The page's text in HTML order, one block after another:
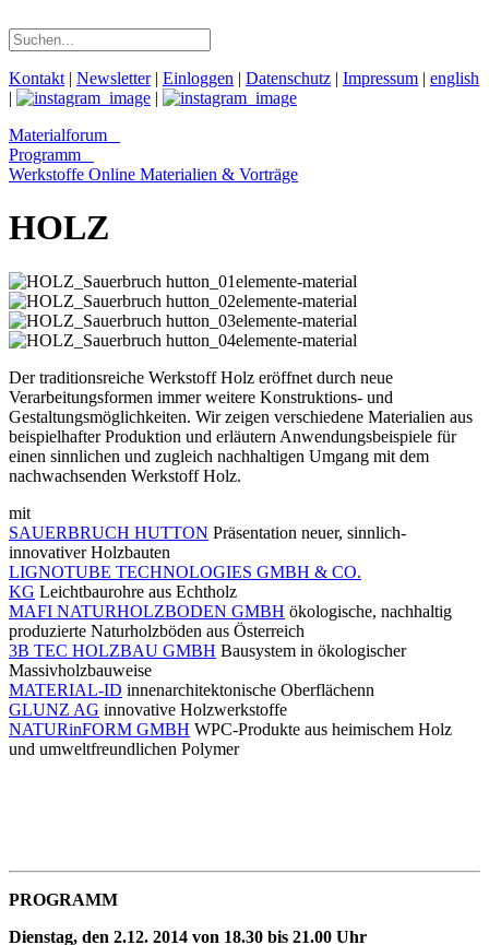
Kontakt | Newsletter| Einloggen | Datenschutz | Impressum | english
|
|
Materialforum
Programm
Werkstoffe Online Materialien & Vorträge
HOLZ
Der traditionsreiche Werkstoff Holz eröffnet durch neue
Verarbeitungsformen immer weitere Konstruktions- und
Gestaltungsmöglichkeiten. Wir zeigen verschiedene Materialien aus
beispielhafter Produktion und erläutern Anwendungsbeispiele für
einen sinnlichen und zugleich nachhaltigen Umgang mit dem
nachwachsenden Werkstoff Holz.
mit
SAUERBRUCH HUTTON Präsentation neuer, sinnlich-
innovativer Holzbauten
LIGNOTUBE TECHNOLOGIES GMBH & CO.
KG Leichtbaurohre aus Echtholz
MAFI NATURHOLZBODEN GMBH ökologische, nachhaltig
produzierte Naturholzböden aus Österreich
3B TEC HOLZBAU GMBH Bausystem in ökologischer
Massivholzbauweise
MATERIAL-ID innenarchitektonische Oberflächenn
GLUNZ AG innovative Holzwerkstoffe
NATURinFORM GMBH WPC-Produkte aus heimischem Holz
und umweltfreundlichen Polymer
PROGRAMM
Dienstag, den 2.12. 2014 von 18.30 bis 21.00 Uhr